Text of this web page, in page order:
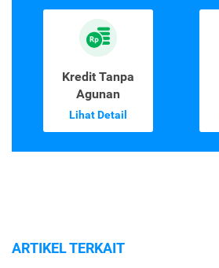
Kredit Tanpa
Agunan
Lihat Detail
ARTIKEL TERKAIT